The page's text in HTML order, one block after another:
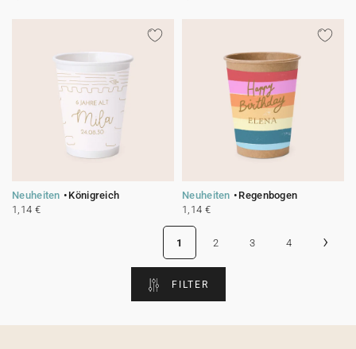
Neuheiten
Königreich
1,14 €
Neuheiten
Regenbogen
1,14 €
1 2 3 4 ›
FILTER